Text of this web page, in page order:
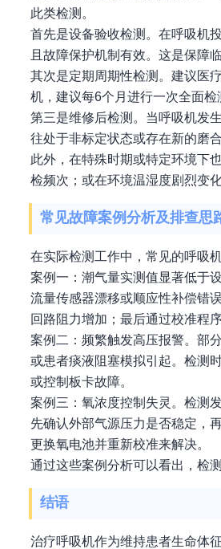
此类检测。
首先是设备验收检测。在呼吸机
且故障保护机制有效。这是保障
其次是定期周期性检测。建议医
机，建议每6个月进行一次全面
第三是维修后检测。当呼吸机发
往处于非标定状态或存在新的磨
此外，在特殊时期或特定环境下
检频次；或在环境温湿度剧烈变
常见故障案例分析及排查思
在实际检测工作中，常见的呼吸
案例一：潮气量实测值显著低于
流量传感器漂移或顺应性补偿错
回路阻力增加；最后通过校准程
案例二：频繁触发高压报警。部
或患者痰液阻塞模拟引起。检测
或控制板卡故障。
案例三：氧浓度控制失灵。检测
先确认外部气源压力是否稳定，
更换氧电池并重新校准来解决。
通过这些案例分析可以看出，检
结语
治疗呼吸机作为维持患者生命体